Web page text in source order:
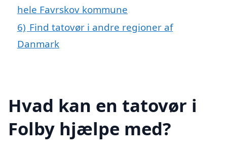
hele Favrskov kommune
6) Find tatovør i andre regioner af
Danmark
Hvad kan en tatovør i
Folby hjælpe med?